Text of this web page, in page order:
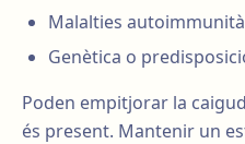
Malalties
Genètica o
Poden empitjorar la
és present. Mantenir un